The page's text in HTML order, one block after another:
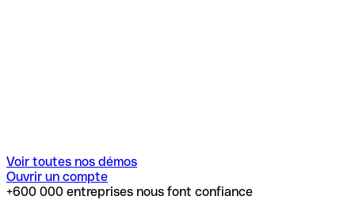
Voir toutes nos démos
Ouvrir un compte
+600 000 entreprises nous font confiance